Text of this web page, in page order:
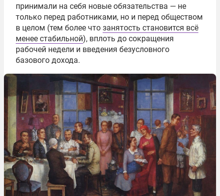
принимали на себя новые обязательства — не
только перед работниками, но и перед обществом
в целом (тем более что занятость становится всё
менее стабильной), вплоть до сокращения
рабочей недели и введения безусловного
базового дохода.